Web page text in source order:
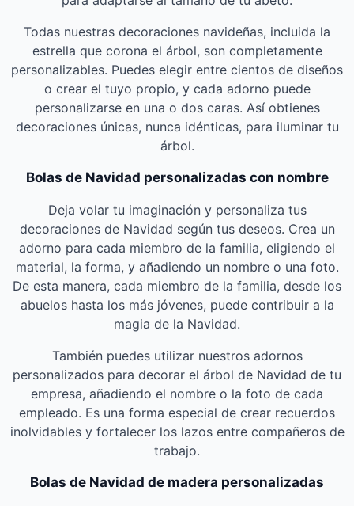
Todas nuestras decoraciones navideñas, incluida la
estrella que corona el árbol, son completamente
personalizables. Puedes elegir entre cientos de diseños
o crear el tuyo propio, y cada adorno puede
personalizarse en una o dos caras. Así obtienes
decoraciones únicas, nunca idénticas, para iluminar tu
árbol.
Bolas de Navidad personalizadas con nombre
Deja volar tu imaginación y personaliza tus
decoraciones de Navidad según tus deseos. Crea un
adorno para cada miembro de la familia, eligiendo el
material, la forma, y añadiendo un nombre o una foto.
De esta manera, cada miembro de la familia, desde los
abuelos hasta los más jóvenes, puede contribuir a la
magia de la Navidad.
También puedes utilizar nuestros adornos
personalizados para decorar el árbol de Navidad de tu
empresa, añadiendo el nombre o la foto de cada
empleado. Es una forma especial de crear recuerdos
inolvidables y fortalecer los lazos entre compañeros de
trabajo.
Bolas de Navidad de madera personalizadas